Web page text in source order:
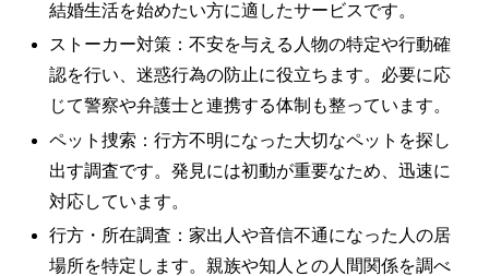
結婚生活を始めたい方に適したサービスです。
ストーカー対策：不安を与える人物の特定や行動確
認を行い、迷惑行為の防止に役立ちます。必要に応
じて警察や弁護士と連携する体制も整っています。
ペット捜索：行方不明になった大切なペットを探し
出す調査です。発見には初動が重要なため、迅速に
対応しています。
行方・所在調査：家出人や音信不通になった人の居
場所を特定します。親族や知人との人間関係を調べ